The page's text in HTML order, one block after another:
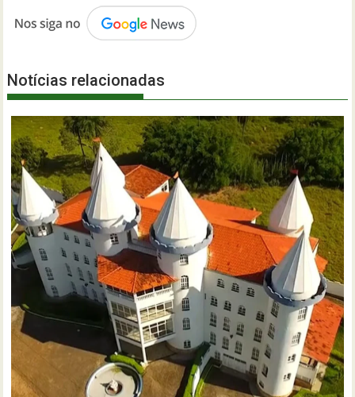
Notícias relacionadas